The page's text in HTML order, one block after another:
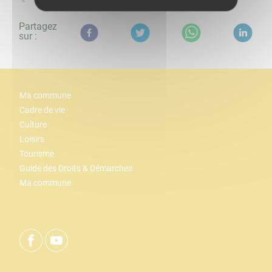
Partagez
sur :
Ma commune
Cadre de vie
Culture
Loisirs
Tourisme
Guide des Droits & Démarches
Ma commune